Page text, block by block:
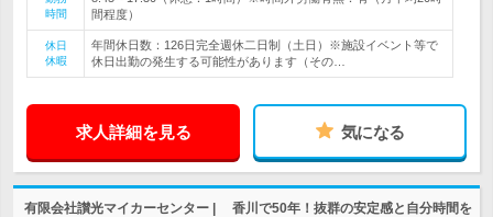
時間
間程度）
休日
休暇
年間休日数：126日完全週休二日制（土日）※施設イベント等で
休日出勤の発生する可能性があります（その…
求人詳細を見る 気になる
有限会社讃光マイカーセンター | 香川で50年！抜群の安定感と自分時間を